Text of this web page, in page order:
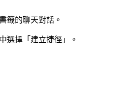
籤的聊天對話。
選擇「建立捷徑」。